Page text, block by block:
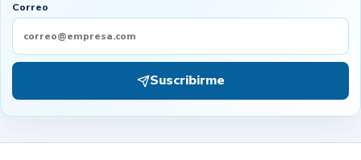
Correo
Suscribirme